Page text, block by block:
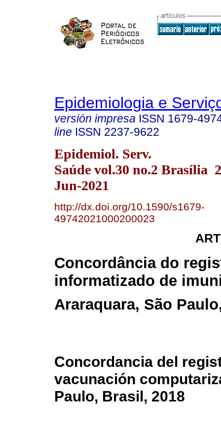
Epidemiologia e
versión impresa ISSN 1679-
line ISSN 2237-9622
Epidemiol. Serv.
Saúde vol.30 no.2 Brasília
Jun-2021
http://dx.doi.org/10.1590/s1679-
49742021000200023
Concordância do
informatizado de
Araraquara, São
Concordancia del
vacunación
Paulo, Brasil, 2018